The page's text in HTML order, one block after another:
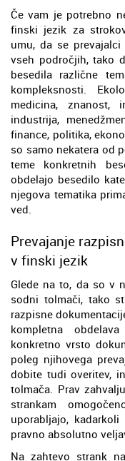
Če vam je potrebno
finski jezik za
umu, da se
vseh področjih, tako
besedila različne
kompleksnosti.
medicina, znanost,
industrija,
finance, politika,
so samo nekatera od
teme konkretnih
obdelajo besedilo
njegova tematika
ved.
Prevajanje
v finski jezik
Glede na to, da so v
sodni tolmači, tako
razpisne
kompletna
konkretno vrsto
poleg njihovega
dobite tudi overitev,
tolmača. Prav
strankam
uporabljajo,
pravno absolutno
Na zahtevo strank